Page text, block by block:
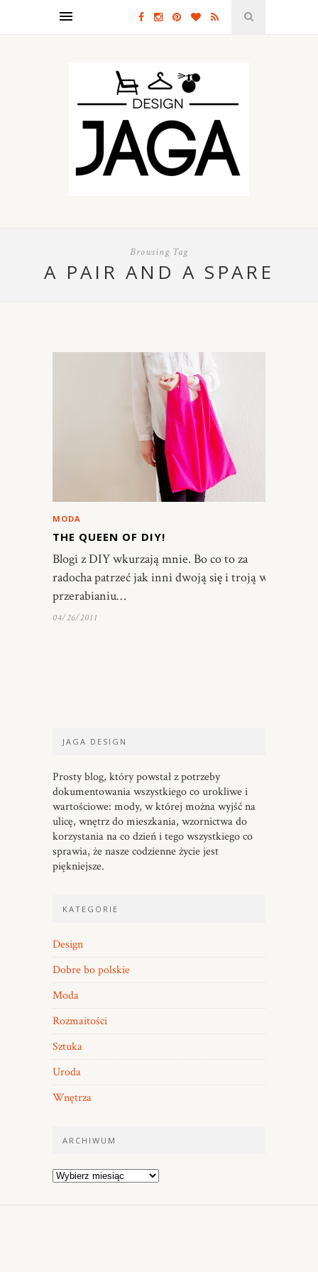
Browsing Tag
A PAIR AND A SPARE
MODA
THE QUEEN OF DIY!
Blogi z DIY wkurzają mnie. Bo co to za
radocha patrzeć jak inni dwoją się i troją w
przerabianiu…
04/26/2011
JAGA DESIGN
Prosty blog, który powstał z potrzeby
dokumentowania wszystkiego co urokliwe i
wartościowe: mody, w której można wyjść na
ulicę, wnętrz do mieszkania, wzornictwa do
korzystania na co dzień i tego wszystkiego co
sprawia, że nasze codzienne życie jest
piękniejsze.
KATEGORIE
Design
Dobre bo polskie
Moda
Rozmaitości
Sztuka
Uroda
Wnętrza
ARCHIWUM
Archiwum